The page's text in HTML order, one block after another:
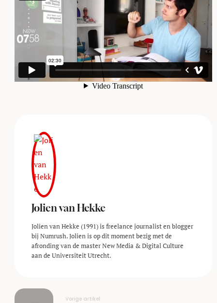
Jolien van Hekke
Jolien van Hekke (1991) is freelance journalist en blogger
bij Numrush. Jolien is op dit moment bezig met de
afronding van de master New Media & Digital Culture
aan de Universiteit Utrecht.
Vorige artikel